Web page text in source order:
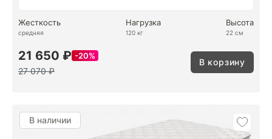
Жесткость
средняя
Нагрузка
120 кг
Высота
22 см
21 650 ₽ 20%
27 070 ₽
В корзину
В наличии